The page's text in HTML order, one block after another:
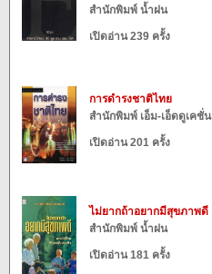
สำนักพิมพ์ น้ำฝน
เปิดอ่าน 239 ครั้ง
การดำรงชาติไทย
สำนักพิมพ์ เอ็ม-เอ็ดดูเคชั่น
เปิดอ่าน 201 ครั้ง
ไม่ยากถ้าอยากมีสุขภาพดี
สำนักพิมพ์ น้ำฝน
เปิดอ่าน 181 ครั้ง